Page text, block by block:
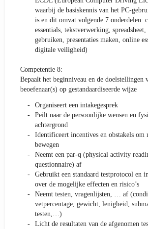
waarbij de basiskennis van het PC-
is en dit omvat volgende 7 onderdelen:
essentials, tekstverwerking, spreadsheet,
gebruiken, presentaties maken, online
digitale veiligheid)
Competentie 8:
Bepaalt het beginniveau en de doelstellingen
beoefenaar(s) op gestandaardiseerde wijze
Organiseert een intakegesprek
Peilt naar de persoonlijke wensen en
achtergrond
Identificeert incentives en obstakels om
bewegen
Neemt een par-q (physical activity
questionnaire) af
Gebruikt een standaard testprotocol en
over de mogelijke effecten en risico’s
Neemt testen, vragenlijsten, … af
vetpercentage, gewicht, lenigheid,
testen,…)
Licht de resultaten van de afgenomen